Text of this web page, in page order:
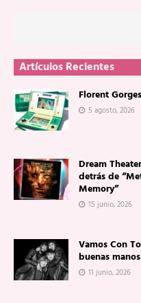
Artículos Recientes
Florent
5 agosto, 2026
Dream
detrás de
Memory”
15 junio, 2026
Vamos Con
buenas manos
11 junio, 2026